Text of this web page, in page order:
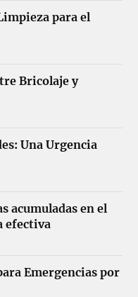
para el
Bricolaje y
Una Urgencia
acumuladas en el
efectiva
Emergencias por